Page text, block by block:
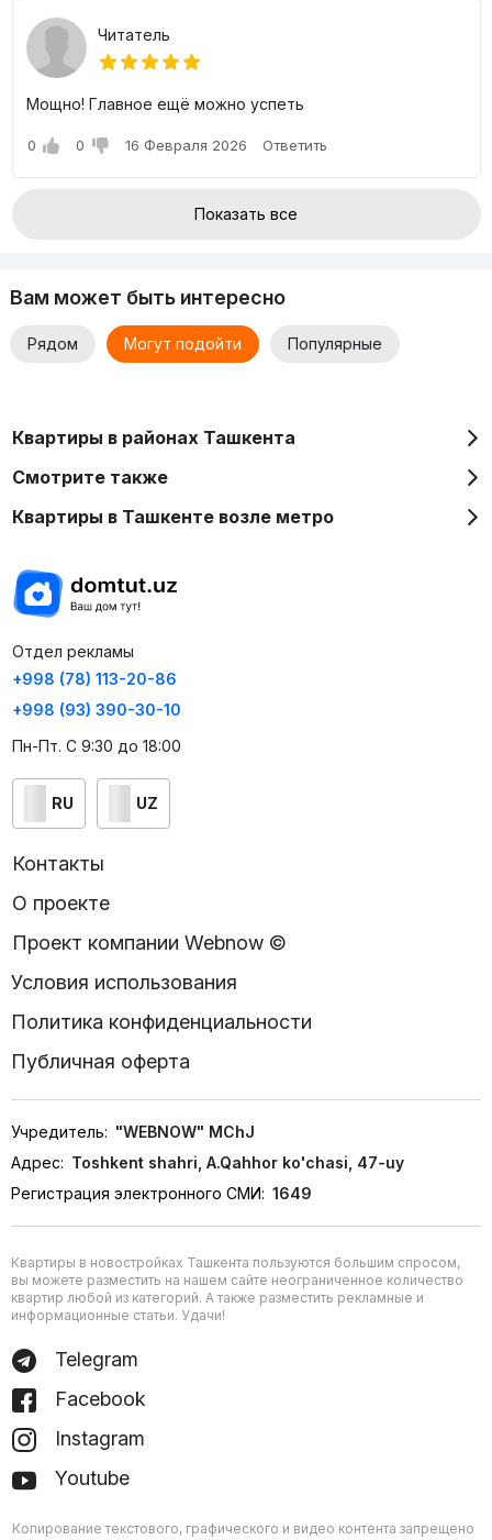
Читатель
Мощно! Главное ещё можно успеть
0 0 16 Февраля 2026 Ответить
Показать все
Вам может быть интересно
Рядом Могут подойти Популярные
Квартиры в районах Ташкента
Смотрите также
Квартиры в Ташкенте возле метро
Отдел рекламы
+998 (78) 113-20-86
+998 (93) 390-30-10
Пн-Пт. С 9:30 до 18:00
RU UZ
Контакты
О проекте
Проект компании Webnow ©
Условия использования
Политика конфиденциальности
Публичная оферта
Учредитель: "WEBNOW" MChJ
Адрес: Toshkent shahri, A.Qahhor ko'chasi, 47-uy
Регистрация электронного СМИ: 1649
Квартиры в новостройках Ташкента пользуются большим спросом,
вы можете разместить на нашем сайте неограниченное количество
квартир любой из категорий. А также разместить рекламные и
информационные статьи. Удачи!
Telegram
Facebook
Instagram
Youtube
Копирование текстового, графического и видео контента запрещено